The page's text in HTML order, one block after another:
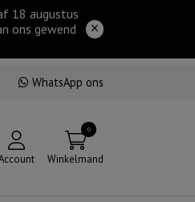
18 augustus
ons gewend
WhatsApp ons
0
Winkelmand